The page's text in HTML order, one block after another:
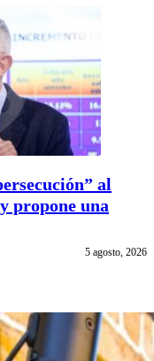
al
propone una
5 agosto, 2026